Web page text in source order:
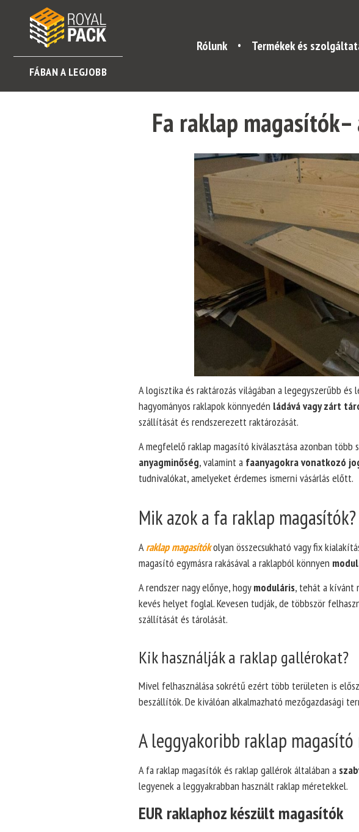
FÁBAN A LEGJOBB
Rólunk Termékek és
Fa raklap
A logisztika és raktározás világában a legegyszerűbb és
hagyományos raklapok könnyedén ládává vagy zárt
szállítását és rendszerezett raktározását.
A megfelelő raklap magasító kiválasztása azonban
anyagminőség, valamint a faanyagokra vonatkozó
tudnivalókat, amelyeket érdemes ismerni vásárlás előtt.
Mik azok a fa raklap magasítók?
Araklap magasítókolyan összecsukható vagy fix
magasító egymásra rakásával a raklapból könnyen
A rendszer nagy előnye, hogymoduláris, tehát a kívánt
kevés helyet foglal. Kevesen tudják, de többször
szállítását és tárolását.
Kik használják a raklap gallérokat?
Mivel felhasználása sokrétű ezért több területen is
beszállítók. De kiválóan alkalmazható mezőgazdasági
A leggyakoribb raklap
A fa raklap magasítók és raklap gallérok általában a
legyenek a leggyakrabban használt raklap méretekkel.
EUR raklaphoz készült magasítók